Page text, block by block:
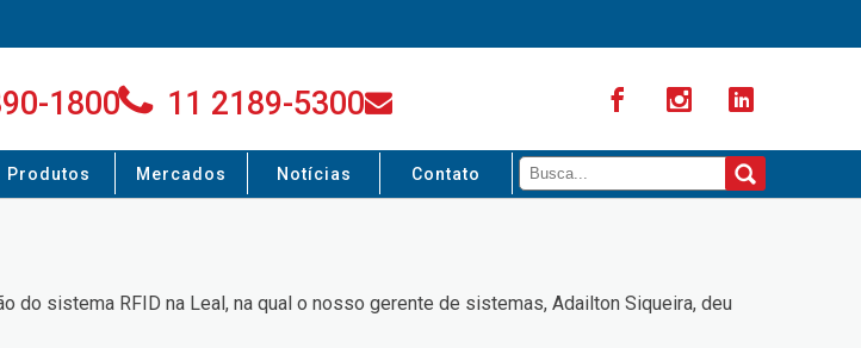
1800 11 2189-5300
Produtos Mercados Notícias Contato
sistema RFID na Leal, na qual o nosso gerente de sistemas, Adailton Siqueira, deu